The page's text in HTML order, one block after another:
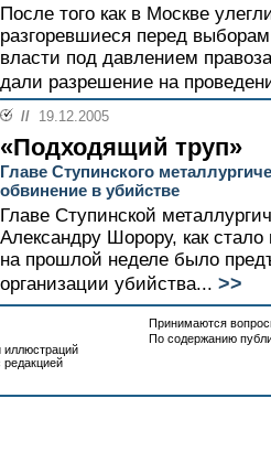
После того как в Москве
разгоревшиеся перед
власти под давлением
дали разрешение на
// 19.12.2005
«Подходящий труп»
Главе Ступинского
обвинение в убийстве
Главе Ступинской
Александру Шорору, как
на прошлой неделе было
организации убийства... >>
иллюстраций
редакцией
Принимаются
По содержанию